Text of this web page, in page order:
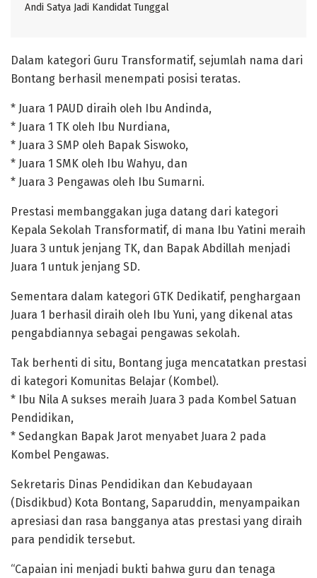
Andi Satya Jadi Kandidat Tunggal
Dalam kategori Guru Transformatif, sejumlah nama dari
Bontang berhasil menempati posisi teratas.
* Juara 1 PAUD diraih oleh Ibu Andinda,
* Juara 1 TK oleh Ibu Nurdiana,
* Juara 3 SMP oleh Bapak Siswoko,
* Juara 1 SMK oleh Ibu Wahyu, dan
* Juara 3 Pengawas oleh Ibu Sumarni.
Prestasi membanggakan juga datang dari kategori
Kepala Sekolah Transformatif, di mana Ibu Yatini meraih
Juara 3 untuk jenjang TK, dan Bapak Abdillah menjadi
Juara 1 untuk jenjang SD.
Sementara dalam kategori GTK Dedikatif, penghargaan
Juara 1 berhasil diraih oleh Ibu Yuni, yang dikenal atas
pengabdiannya sebagai pengawas sekolah.
Tak berhenti di situ, Bontang juga mencatatkan prestasi
di kategori Komunitas Belajar (Kombel).
* Ibu Nila A sukses meraih Juara 3 pada Kombel Satuan
Pendidikan,
* Sedangkan Bapak Jarot menyabet Juara 2 pada
Kombel Pengawas.
Sekretaris Dinas Pendidikan dan Kebudayaan
(Disdikbud) Kota Bontang, Saparuddin, menyampaikan
apresiasi dan rasa bangganya atas prestasi yang diraih
para pendidik tersebut.
“Capaian ini menjadi bukti bahwa guru dan tenaga